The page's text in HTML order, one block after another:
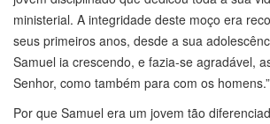
ministerial. A integridade deste moço era
seus primeiros anos, desde a sua
Samuel ia crescendo, e fazia-se agradável,
Senhor, como também para com os
Por que Samuel era um jovem tão